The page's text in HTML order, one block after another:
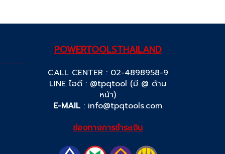
POWERTOOLSTHAILAND
CALL CENTER : 02-4898958-9
LINE ไอดี : @tpqtool (มี @ ด้าน
หน้า)
E-MAIL : info@tpqtools.com
ช่องทางการชำระเงิน